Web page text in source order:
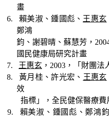
畫
6. 賴美淑 、鍾國彪、 王惠玄
鄭鴻
鈞、謝碧晴、 蘇慧芳，
國民健康局研究計畫
7.
王惠玄 ， 2003 ，「財團
8. 黃月桂、許光宏、 王惠玄
效
指標」，全民健保醫療費
9. 賴美淑 、鍾國彪、鄭鴻